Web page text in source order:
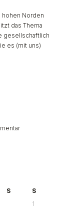
Norden
das Thema
gesellschaftlich
es (mit uns)
S
S
1